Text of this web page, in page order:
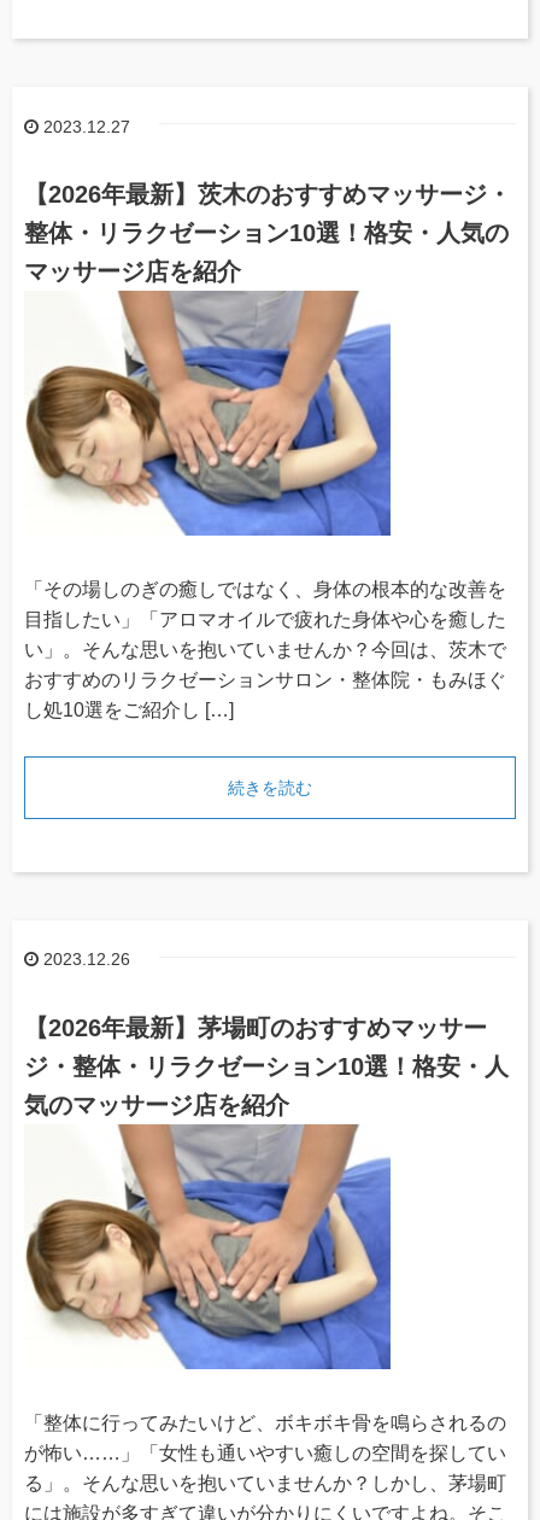
2023.12.27
【2026年最新】茨木のおすすめマッサージ・
整体・リラクゼーション10選！格安・人気の
マッサージ店を紹介
「その場しのぎの癒しではなく、身体の根本的な改善を
目指したい」「アロマオイルで疲れた身体や心を癒した
い」。そんな思いを抱いていませんか？今回は、茨木で
おすすめのリラクゼーションサロン・整体院・もみほぐ
し処10選をご紹介し […]
続きを読む
2023.12.26
【2026年最新】茅場町のおすすめマッサー
ジ・整体・リラクゼーション10選！格安・人
気のマッサージ店を紹介
「整体に行ってみたいけど、ボキボキ骨を鳴らされるの
が怖い……」「女性も通いやすい癒しの空間を探してい
る」。そんな思いを抱いていませんか？しかし、茅場町
には施設が多すぎて違いが分かりにくいですよね。そこ